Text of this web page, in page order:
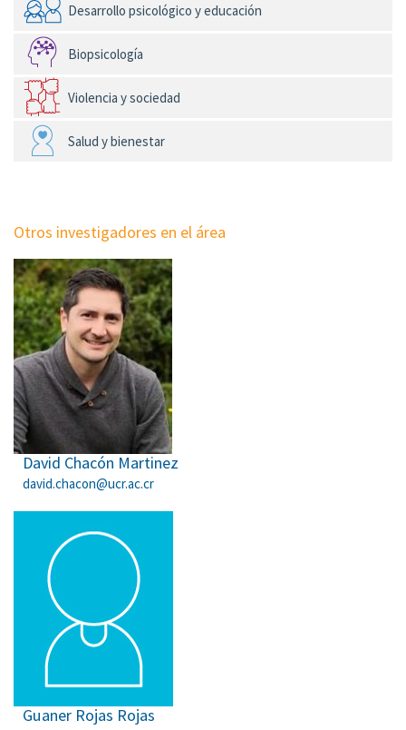
Desarrollo psicológico y educación
Biopsicología
Violencia y sociedad
Salud y bienestar
Otros investigadores en el área
David Chacón Martinez
david.chacon@ucr.ac.cr
Guaner Rojas Rojas